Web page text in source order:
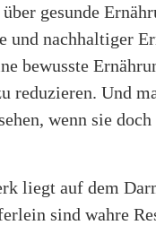
gesunde
und nachhaltiger
bewusste
reduzieren. Und
wenn sie
liegt auf dem
sind wahre